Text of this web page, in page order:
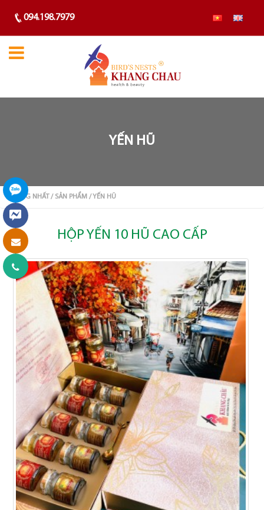
094.198.7979
YẾN HŨ
TRANG NHẤT / SẢN PHẨM / YẾN HŨ
HỘP YẾN 10 HŨ CAO CẤP